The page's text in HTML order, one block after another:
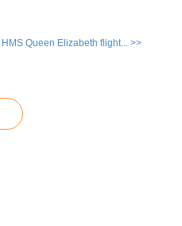
HMS Queen Elizabeth flight... >>